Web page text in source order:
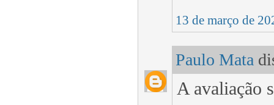
13 de março de
Paulo Mata
A avaliação